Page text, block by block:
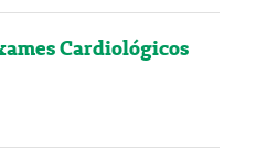
Cardiológicos